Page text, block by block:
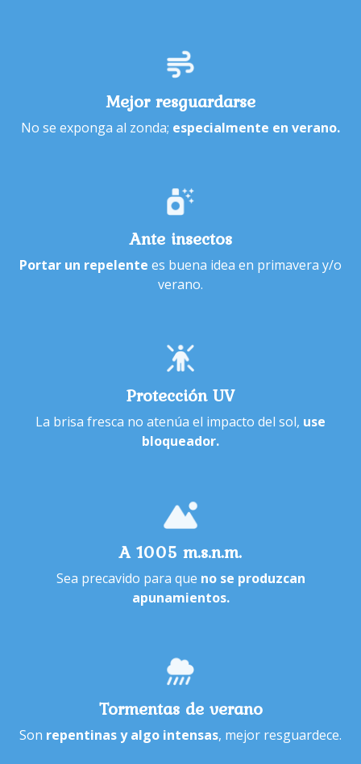
Mejor resguardarse
No se exponga al zonda; especialmente en verano.
Ante insectos
Portar un repelente es buena idea en primavera y/o
verano.
Protección UV
La brisa fresca no atenúa el impacto del sol, use
bloqueador.
A 1005 m.s.n.m.
Sea precavido para que no se produzcan
apunamientos.
Tormentas de verano
Son repentinas y algo intensas, mejor resguardece.